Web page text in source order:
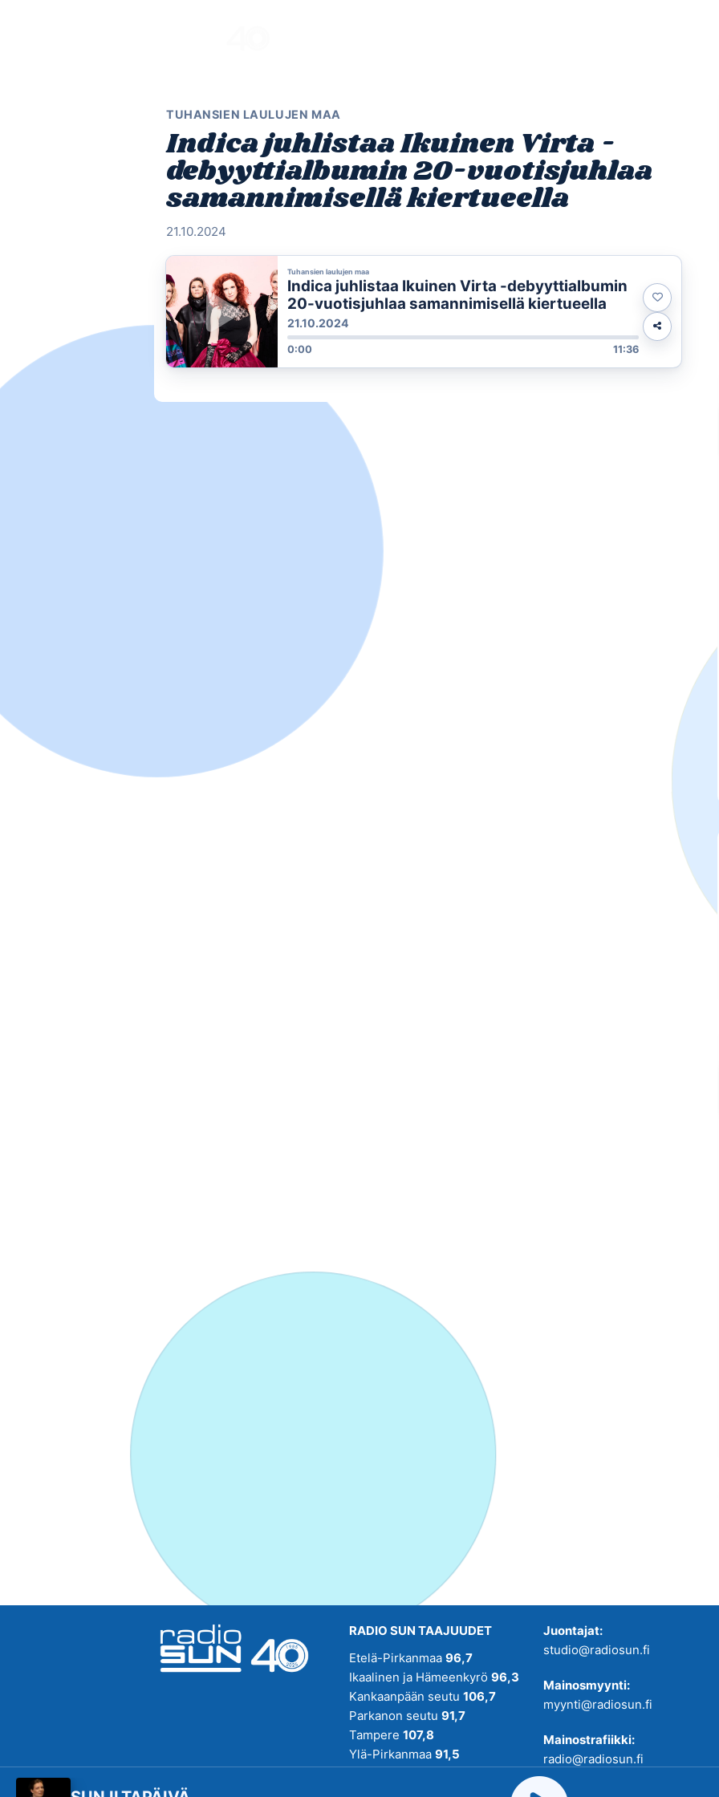
TUHANSIEN LAULUJEN MAA
Indica juhlistaa Ikuinen Virta -
debyyttialbumin 20-vuotisjuhlaa
samannimisellä kiertueella
21.10.2024
Tuhansien laulujen maa
Indica juhlistaa Ikuinen Virta -debyyttialbumin
20-vuotisjuhlaa samannimisellä kiertueella
21.10.2024
0:00 11:36
RADIO SUN TAAJUUDET
Etelä-Pirkanmaa 96,7
Ikaalinen ja Hämeenkyrö 96,3
Kankaanpään seutu 106,7
Parkanon seutu 91,7
Tampere 107,8
Ylä-Pirkanmaa 91,5
Pirmedioita.
Juontajat:
studio@radiosun.fi
Mainosmyynti:
myynti@radiosun.fi
Mainostrafiikki:
radio@radiosun.fi